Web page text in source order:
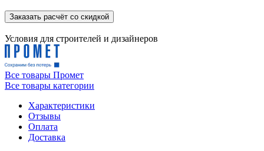
Заказать расчёт со скидкой
Условия для строителей и дизайнеров
Все товары Промет
Все товары категории
Характеристики
Отзывы
Оплата
Доставка